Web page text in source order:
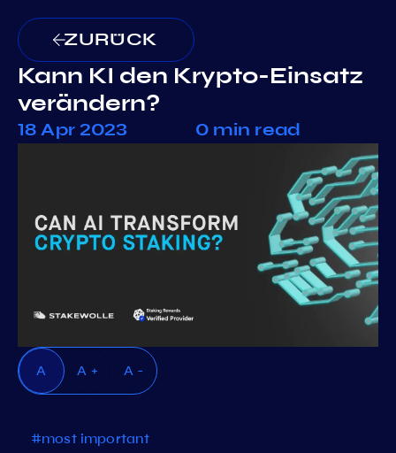
ZURÜCK
Kann KI den Krypto-Einsatz
verändern?
18 Apr 2023 0 min read
A A + A -
#most important